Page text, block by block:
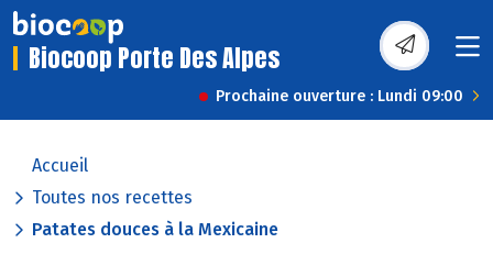
Biocoop Porte Des Alpes
Prochaine ouverture : Lundi 09:00
Accueil
Toutes nos recettes
Patates douces à la Mexicaine